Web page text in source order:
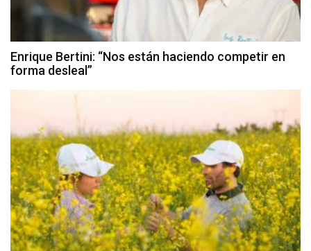
Enrique Bertini: “Nos están haciendo competir en
forma desleal”